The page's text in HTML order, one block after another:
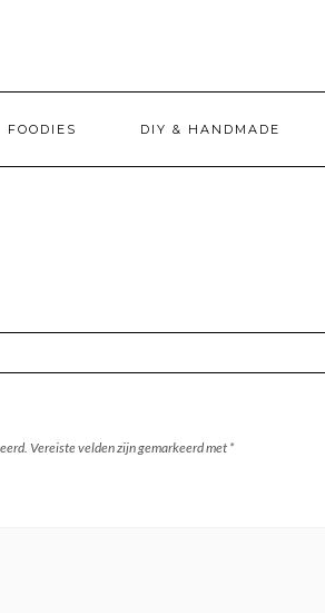
FOODIES DIY & HANDMADE
Vereiste velden zijn gemarkeerd met *